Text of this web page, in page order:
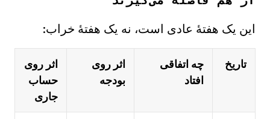
این یک هفتهٔ عادی است، نه یک هفتهٔ خراب:
تاریخ
چه اتفاقی
افتاد
اثر روی
بودجه
اثر روی
حساب
جاری